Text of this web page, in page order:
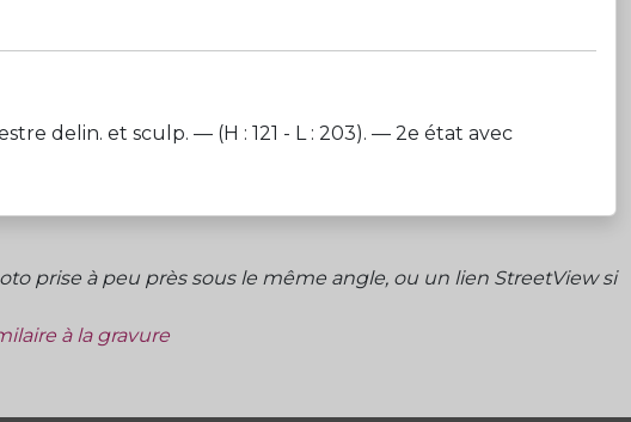
delin. et sculp. — (H : 121 - L : 203). — 2e état avec
prise à peu près sous le même angle, ou un lien StreetView si
à la gravure